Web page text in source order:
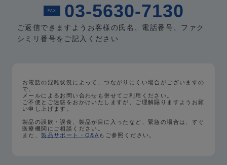
FAX 03-5630-7130
ご返信できますようお客様の氏名、電話番号、 ファク
シミリ番号をご記入ください
お電話の混雑状況によって、つながりにくい場合がございますの
で、
メールによるお問い合わせも併せてご利用ください。
ご不便とご迷惑をおかけいたしますが、ご理解賜りますようお願
い申し上げます。
製品の誤飲・誤食、製品が目に入ったなど、緊急の場合は、すぐ
医療機関にご相談ください。
また、製品サポート・Q&A もご参照ください。